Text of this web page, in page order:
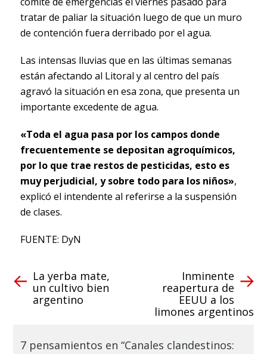
tratar de paliar la situación luego de que un muro
de contención fuera derribado por el agua.
Las intensas lluvias que en las últimas semanas
están afectando al Litoral y al centro del país
agravó la situación en esa zona, que presenta un
importante excedente de agua.
«Toda el agua pasa por los campos donde
frecuentemente se depositan agroquímicos,
por lo que trae restos de pesticidas, esto es
muy perjudicial, y sobre todo para los niños»,
explicó el intendente al referirse a la suspensión
de clases.
FUENTE: DyN
La yerba mate,
un cultivo bien
argentino
Inminente
reapertura de
EEUU a los
limones argentinos
7 pensamientos en “Canales clandestinos: